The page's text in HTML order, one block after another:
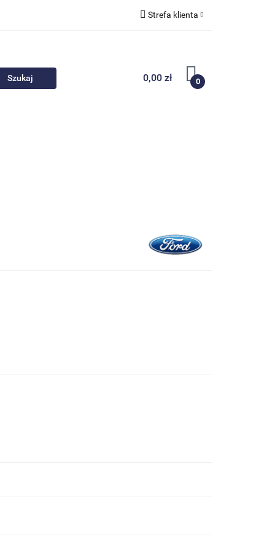
Strefa klienta
Zarejestruj się
Dodaj zgłoszenie
0,00 zł 0